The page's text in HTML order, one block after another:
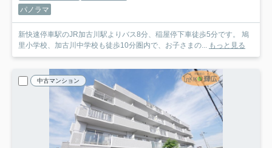
パノラマ
新快速停車駅のJR加古川駅よりバス8分、稲屋停下車徒歩5分です。 鳩
里小学校、加古川中学校も徒歩10分圏内で、お子さまの... もっと見る
中古マンション